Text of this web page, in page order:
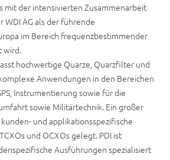
mit der intensivierten Zusammenarbeit
WDI AG als der führende
im Bereich frequenzbestimmender
wird.
hochwertige Quarze, Quarzfilter und
Anwendungen in den Bereichen
Instrumentierung sowie für die
sowie Militärtechnik. Ein großer
und applikationsspezifische
und OCXOs gelegt. PDI ist
Ausführungen spezialisiert